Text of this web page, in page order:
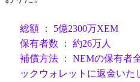
総額 ： 5億2300万XEM
保有者数 ： 約26万人
補償方法 ： NEMの保有者
ックウォレットに返金いた